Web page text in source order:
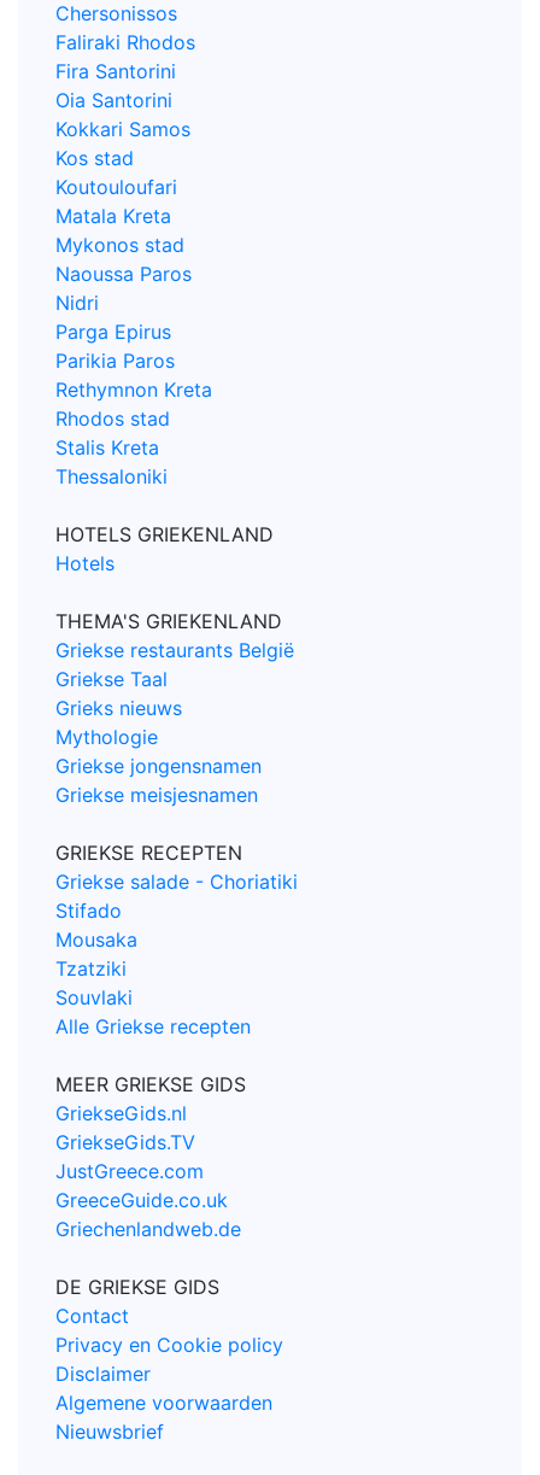
Chersonissos
Faliraki Rhodos
Fira Santorini
Oia Santorini
Kokkari Samos
Kos stad
Koutouloufari
Matala Kreta
Mykonos stad
Naoussa Paros
Nidri
Parga Epirus
Parikia Paros
Rethymnon Kreta
Rhodos stad
Stalis Kreta
Thessaloniki
HOTELS GRIEKENLAND
Hotels
THEMA'S GRIEKENLAND
Griekse restaurants België
Griekse Taal
Grieks nieuws
Mythologie
Griekse jongensnamen
Griekse meisjesnamen
GRIEKSE RECEPTEN
Griekse salade - Choriatiki
Stifado
Mousaka
Tzatziki
Souvlaki
Alle Griekse recepten
MEER GRIEKSE GIDS
GriekseGids.nl
GriekseGids.TV
JustGreece.com
GreeceGuide.co.uk
Griechenlandweb.de
DE GRIEKSE GIDS
Contact
Privacy en Cookie policy
Disclaimer
Algemene voorwaarden
Nieuwsbrief